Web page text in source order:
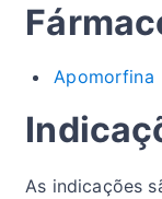
Apomorfina
As indicações